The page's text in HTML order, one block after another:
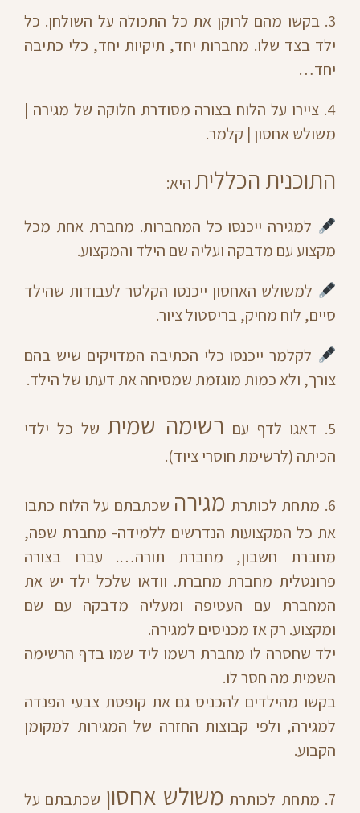
3. בקשו מהם לרוקן את כל התכולה על השולחן. כל
ילד בצד שלו. מחברות יחד, תיקיות יחד, כלי כתיבה
יחד…
4. ציירו על הלוח בצורה מסודרת חלוקה של מגירה |
משולש אחסון | קלמר.
התוכנית הכללית היא:
למגירה ייכנסו כל המחברות. מחברת אחת מכל
מקצוע עם מדבקה ועליה שם הילד והמקצוע.
למשולש האחסון ייכנסו הקלסר לעבודות שהילד
סיים, לוח מחיק, בריסטול ציור.
לקלמר ייכנסו כלי הכתיבה המדויקים שיש בהם
צורך, ולא כמות מוגזמת שמסיחה את דעתו של הילד.
5. דאגו לדף עם רשימה שמית של כל ילדי
הכיתה (לרשימת חוסרי ציוד).
6. מתחת לכותרת מגירה שכתבתם על הלוח כתבו
את כל המקצועות הנדרשים ללמידה- מחברת שפה,
מחברת חשבון, מחברת תורה…. עברו בצורה
פרונטלית מחברת מחברת. וודאו שלכל ילד יש את
המחברת עם העטיפה ומעליה מדבקה עם שם
ומקצוע. רק אז מכניסים למגירה.
ילד שחסרה לו מחברת רשמו ליד שמו בדף הרשימה
השמית מה חסר לו.
בקשו מהילדים להכניס גם את קופסת צבעי הפנדה
למגירה, ולפי קבוצות החזרה של המגירות למקומן
הקבוע.
7. מתחת לכותרת משולש אחסון שכתבתם על